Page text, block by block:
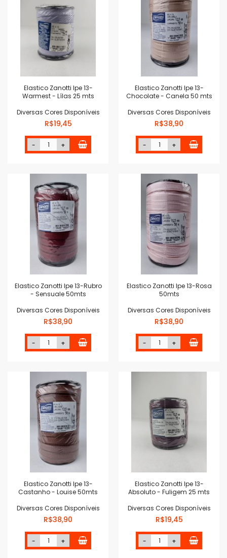
Elastico Zanotti Ipe 13-
Warmest - Lílas 25 mts
Diversas Cores Disponíveis
R$19,45
- +
Elastico Zanotti Ipe 13-
Chocolate - Canela 50 mts
Diversas Cores Disponíveis
R$38,90
- +
Elastico Zanotti Ipe 13-Rubro
- Sensuale 50mts
Diversas Cores Disponíveis
R$38,90
- +
Elastico Zanotti Ipe 13-Rosa
50mts
Diversas Cores Disponíveis
R$38,90
- +
Elastico Zanotti Ipe 13-
Castanho - Louise 50mts
Diversas Cores Disponíveis
R$38,90
- +
Elastico Zanotti Ipe 13-
Absoluto - Fuligem 25 mts
Diversas Cores Disponíveis
R$19,45
- +